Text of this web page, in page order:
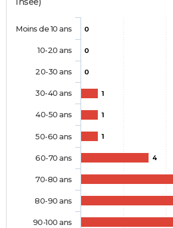
0
0
0
1
1
1
4
Moins de 10 ans
10-20 ans
20-30 ans
30-40 ans
40-50 ans
50-60 ans
60-70 ans
70-80 ans
80-90 ans
90-100 ans